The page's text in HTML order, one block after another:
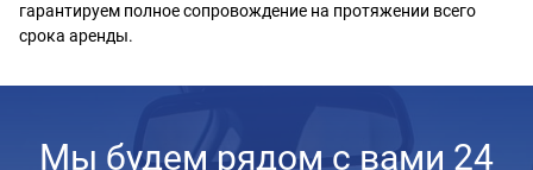
гарантируем полное сопровождение на протяжении всего
срока аренды.
Мы будем рядом с вами 24